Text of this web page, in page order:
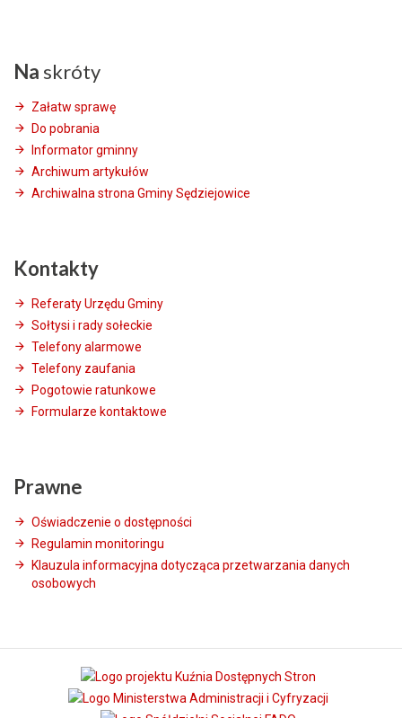
Na skróty
Załatw sprawę
Do pobrania
Informator gminny
Archiwum artykułów
Archiwalna strona Gminy Sędziejowice
Kontakty
Referaty Urzędu Gminy
Sołtysi i rady sołeckie
Telefony alarmowe
Telefony zaufania
Pogotowie ratunkowe
Formularze kontaktowe
Prawne
Oświadczenie o dostępności
Regulamin monitoringu
Klauzula informacyjna dotycząca przetwarzania danych
osobowych